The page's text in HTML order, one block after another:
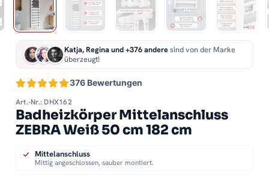
376 Bewertungen
Katja, Regina und +376 anderesind von der Marke
überzeugt!
Art.-Nr.: DHX162
Badheizkörper Mittelanschluss
ZEBRA Weiß 50 cm 182 cm
Mittelanschluss
Mittig angeschlossen, sauber montiert.